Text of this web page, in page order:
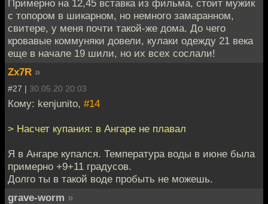
Примерно на 12,45 вставка из фильма, стоит мужик
с топором в шикарном, но немного замаранном,
свитере, у меня почти такой-же дома. До чего
кровавые коммуняки довели, кулаки одежду 21 века
еще в начале 19 шили, но их всех сослали!
Zx7R »
#27 | 30.05.20 20:03
Кому: kenjunito, #14
> Насчет купания: в Ангаре не плавал
Я в Ангаре купался. Температура воды в июне была
примерно +9+11 градусов.
Долго ты в такой воде пробыть не можешь.
grave-worm »